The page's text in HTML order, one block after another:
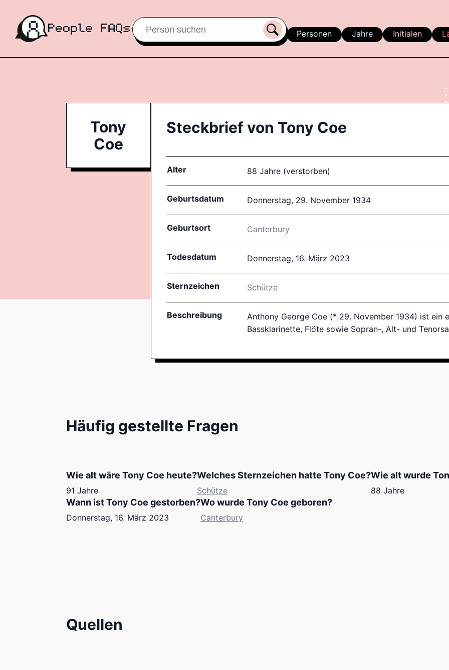
Personen Jahre Initialen
Tony
Coe
Steckbrief von Tony Coe
Alter 88 Jahre (verstorben)
Geburtsdatum Donnerstag, 29. November 1934
Geburtsort Canterbury
Todesdatum Donnerstag, 16. März 2023
Sternzeichen Schütze
Beschreibung
Anthony George Coe (* 29. November 1934) ist ein
Bassklarinette, Flöte sowie Sopran-, Alt- und
Häufig gestellte Fragen
Wie alt wäre Tony Coe heute?
91 Jahre
Welches Sternzeichen hatte Tony Coe?
Schütze
Wie alt wurde
88 Jahre
Wann ist Tony Coe gestorben?
Donnerstag, 16. März 2023
Wo wurde Tony Coe geboren?
Canterbury
Quellen